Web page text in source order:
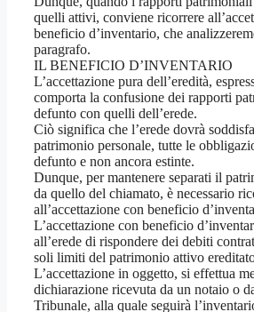
quelli attivi, conviene ricorrere
beneficio d’inventario, che
paragrafo.
IL BENEFICIO D’INVENTARIO
L’accettazione pura dell’eredità,
comporta la confusione dei rapporti
defunto con quelli dell’erede.
Ciò significa che l’erede dovrà
patrimonio personale, tutte le
defunto e non ancora estinte.
Dunque, per mantenere separati il
da quello del chiamato, è necessario
all’accettazione con beneficio
L’accettazione con beneficio
all’erede di rispondere dei debiti
soli limiti del patrimonio attivo
L’accettazione in oggetto, si effettua
dichiarazione ricevuta da un notaio o
Tribunale, alla quale seguirà